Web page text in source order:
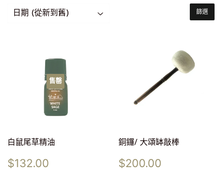
篩選
售罄
白鼠尾草精油
定
價
$132.00
銅鑼/ 大頌缽敲棒
定
價
$200.00